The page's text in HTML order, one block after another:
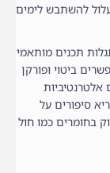
להשתבש לימים
תכנים מותאמי
ביטוי ופורקן
אלטרנטיביות
סיפורים על
בחומרים כמו חול